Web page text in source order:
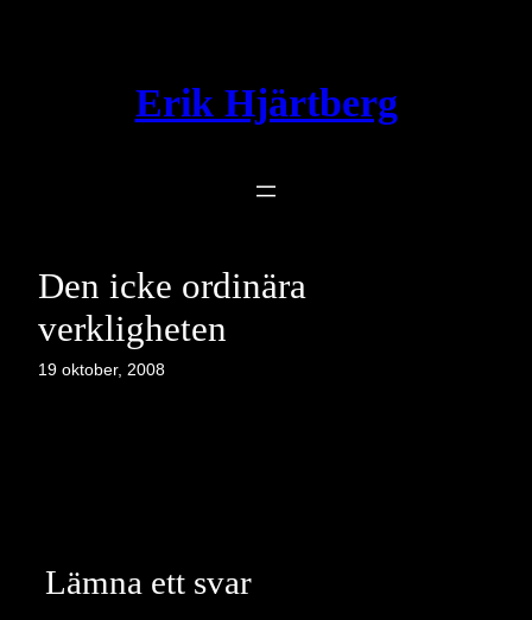
Erik Hjärtberg
Den icke ordinära
verkligheten
19 oktober, 2008
Lämna ett svar